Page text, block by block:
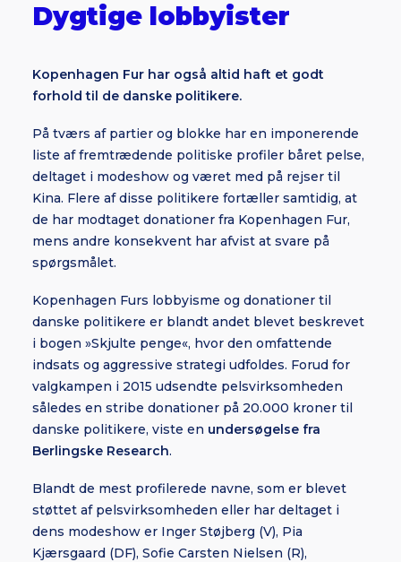
Dygtige lobbyister
Kopenhagen Fur har også altid haft et godt
forhold til de danske politikere.
På tværs af partier og blokke har en imponerende
liste af fremtrædende politiske profiler båret pelse,
deltaget i modeshow og været med på rejser til
Kina. Flere af disse politikere fortæller samtidig, at
de har modtaget donationer fra Kopenhagen Fur,
mens andre konsekvent har afvist at svare på
spørgsmålet.
Kopenhagen Furs lobbyisme og donationer til
danske politikere er blandt andet blevet beskrevet
i bogen »Skjulte penge«, hvor den omfattende
indsats og aggressive strategi udfoldes. Forud for
valgkampen i 2015 udsendte pelsvirksomheden
således en stribe donationer på 20.000 kroner til
danske politikere, viste en undersøgelse fra
Berlingske Research.
Blandt de mest profilerede navne, som er blevet
støttet af pelsvirksomheden eller har deltaget i
dens modeshow er Inger Støjberg (V), Pia
Kjærsgaard (DF), Sofie Carsten Nielsen (R),